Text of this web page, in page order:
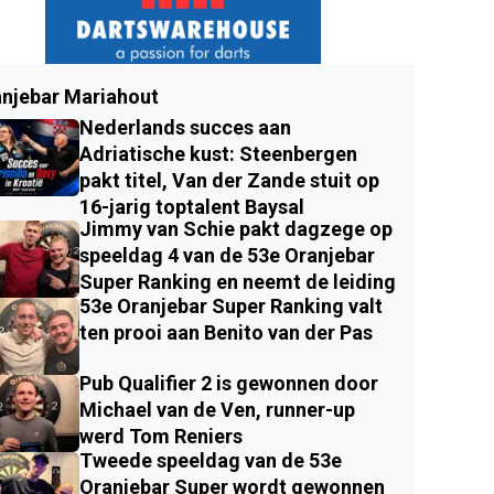
Mariahout
Nederlands succes aan
Adriatische kust: Steenbergen
pakt titel, Van der Zande stuit op
16-jarig toptalent Baysal
Jimmy van Schie pakt dagzege op
speeldag 4 van de 53e Oranjebar
Super Ranking en neemt de leiding
53e Oranjebar Super Ranking valt
ten prooi aan Benito van der Pas
Pub Qualifier 2 is gewonnen door
Michael van de Ven, runner-up
werd Tom Reniers
Tweede speeldag van de 53e
Oranjebar Super wordt gewonnen